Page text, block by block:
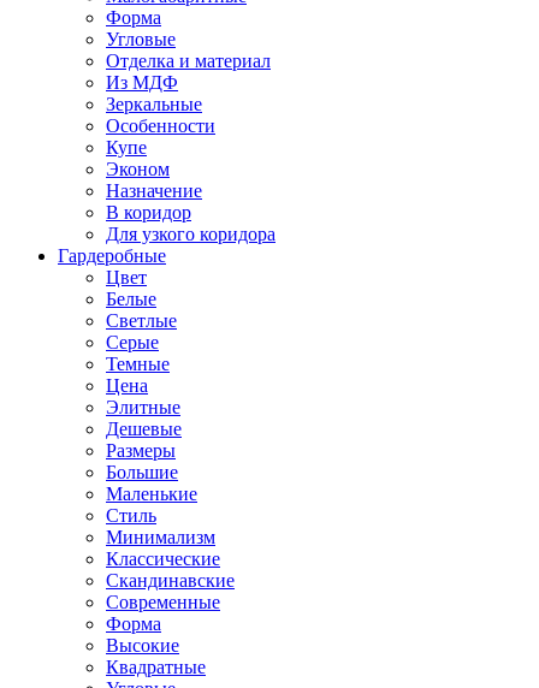
Форма
Угловые
Отделка и материал
Из МДФ
Зеркальные
Особенности
Купе
Эконом
Назначение
В коридор
Для узкого коридора
Гардеробные
Цвет
Белые
Светлые
Серые
Темные
Цена
Элитные
Дешевые
Размеры
Большие
Маленькие
Стиль
Минимализм
Классические
Скандинавские
Современные
Форма
Высокие
Квадратные